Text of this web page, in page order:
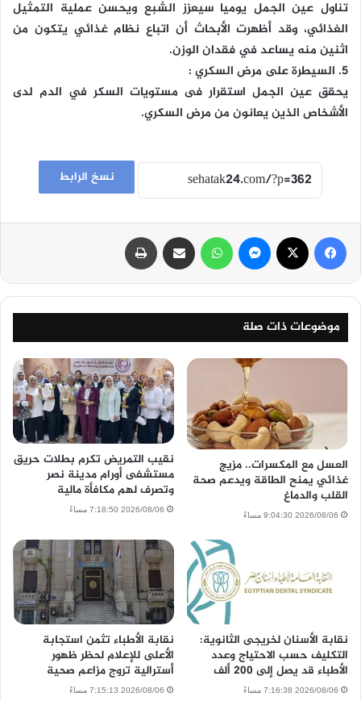
تناول عين الجمل يوميا سيعزز الشبع ويحسن عملية التمثيل
الغذائي، وقد أظهرت الأبحاث أن اتباع نظام غذائي يتكون من
اثنين منه يساعد في فقدان الوزن.
5. السيطرة على مرض السكري :
يحقق عين الجمل استقرار فى مستويات السكر في الدم لدى
الأشخاص الذين يعانون من مرض السكري.
نسخ الرابط
فيسبوك ماسنجر واتساب مشاركة عبر البريد
موضوعات ذات صلة
العسل مع المكسرات.. مزيج
غذائي يمنح الطاقة ويدعم صحة
القلب والدماغ
2026/08/06 9:04:30 مساءً
نقيب التمريض تكرم بطلات حريق
مستشفى أورام مدينة نصر
وتصرف لهم مكافأة مالية
2026/08/06 7:18:50 مساءً
نقابة الأسنان لخريجى الثانوية:
التكليف حسب الاحتياج وعدد
الأطباء قد يصل إلى 200 ألف
2026/08/06 7:16:38 مساءً
نقابة الأطباء تثمن استجابة
الأعلى للإعلام لحظر ظهور
أسترالية تروج مزاعم صحية
2026/08/06 7:15:13 مساءً